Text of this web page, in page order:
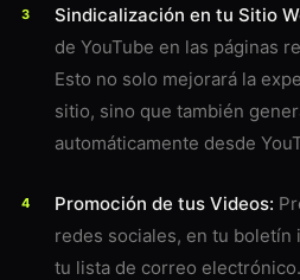
Sindicalización en tu Sitio
de YouTube en las páginas
Esto no solo mejorará la
sitio, sino que también
automáticamente desde
Promoción de tus Videos:
redes sociales, en tu boletín
tu lista de correo